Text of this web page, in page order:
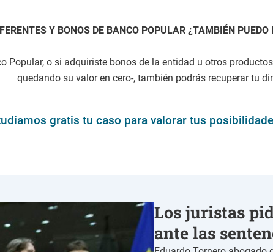
Y BONOS DE BANCO POPULAR ¿TAMBIÉN PUEDO
Popular, o si adquiriste bonos de la entidad u otros
quedando su valor en cero-, también podrás recuperar tu
gratis tu caso para valorar tus
Los juristas
ante las